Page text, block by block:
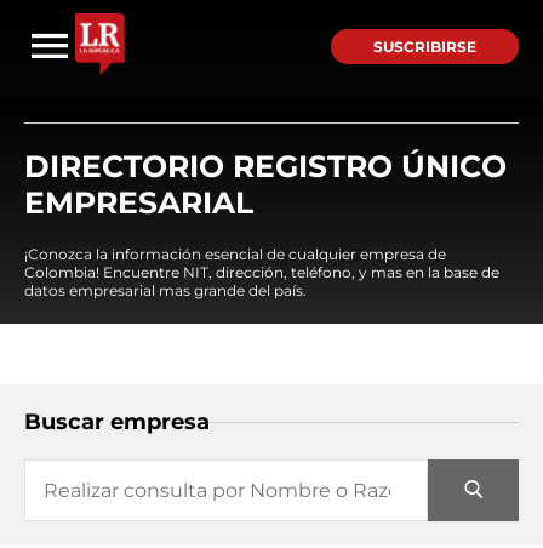
SUSCRIBIRSE
DIRECTORIO REGISTRO ÚNICO
EMPRESARIAL
¡Conozca la información esencial de cualquier empresa de
Colombia! Encuentre NIT, dirección, teléfono, y mas en la base de
datos empresarial mas grande del país.
Buscar empresa